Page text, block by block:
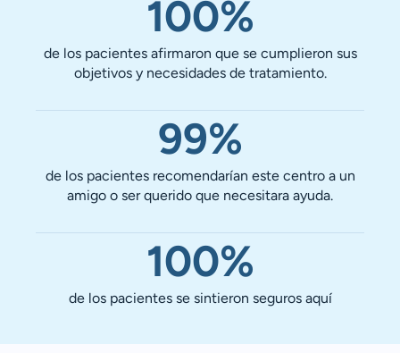
100%
de los pacientes afirmaron que se cumplieron sus
objetivos y necesidades de tratamiento.
99%
de los pacientes recomendarían este centro a un
amigo o ser querido que necesitara ayuda.
100%
de los pacientes se sintieron seguros aquí